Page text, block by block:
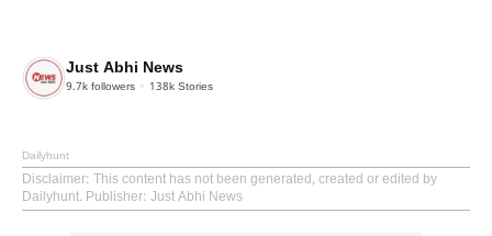
Just Abhi News
9.7k followers 138k Stories
Dailyhunt
Disclaimer: This content has not been generated, created or edited by
Dailyhunt. Publisher: Just Abhi News